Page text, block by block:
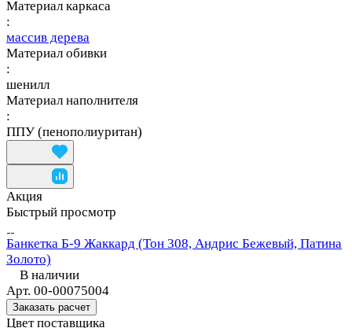
Материал каркаса
:
массив дерева
Материал обивки
:
шенилл
Материал наполнителя
:
ППУ (пенополиуритан)
Акция
Быстрый просмотр
Банкетка Б-9 Жаккард (Тон 308, Андрис Бежевый, Патина
Золото)
В наличии
Арт. 00-00075004
Заказать расчет
Цвет поставщика